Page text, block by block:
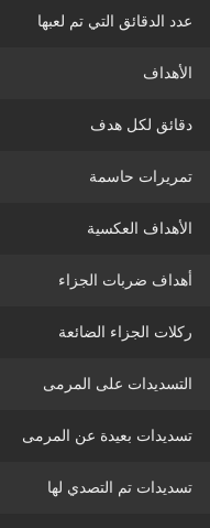
عدد الدقائق التي تم لعبها
الأهداف
دقائق لكل هدف
تمريرات حاسمة
الأهداف العكسية
أهداف ضربات الجزاء
ركلات الجزاء الضائعة
التسديدات على المرمى
تسديدات بعيدة عن المرمى
تسديدات تم التصدي لها